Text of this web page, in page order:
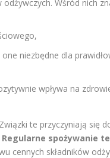
Wśród nich
niezbędne dla
wpływa na
te przyczyniają się
Regularne spożywanie
cennych składników